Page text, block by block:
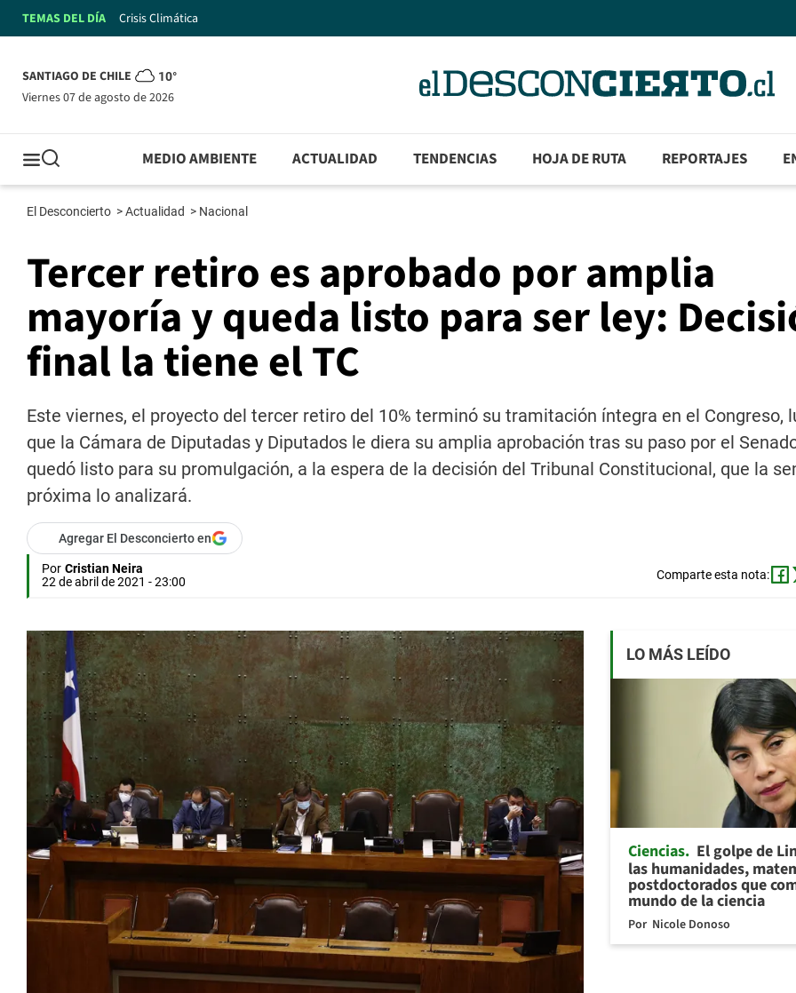
TEMAS DEL DÍA Crisis Climática
SANTIAGO DE CHILE 10°
viernes 07 de agosto de 2026
MEDIO AMBIENTE ACTUALIDAD TENDENCIAS HOJA DE RUTA REPORTAJES
El Desconcierto >Actualidad > Nacional
Tercer retiro es aprobado por amplia
mayoría y queda listo para ser ley:
final la tiene el TC
Este viernes, el proyecto del tercer retiro del 10% terminó su tramitación íntegra en el Congreso,
que la Cámara de Diputadas y Diputados le diera su amplia aprobación tras su paso por el
quedó listo para su promulgación, a la espera de la decisión del Tribunal Constitucional, que la
próxima lo analizará.
Agregar El Desconcierto en
Por Cristian Neira
22 de abril de 2021 - 23:00
Comparte esta nota:
LO MÁS LEÍDO
Ciencias El golpe de
las humanidades,
postdoctorados que
mundo de la ciencia
Por Nicole Donoso